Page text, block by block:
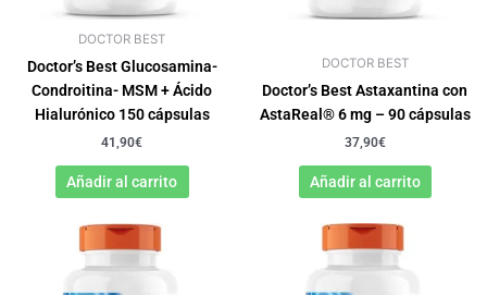
DOCTOR BEST
Doctor’s Best Glucosamina-
Condroitina- MSM + Ácido
Hialurónico 150 cápsulas
41,90€
Añadir al carrito
DOCTOR BEST
Doctor’s Best Astaxantina con
AstaReal® 6 mg – 90 cápsulas
37,90€
Añadir al carrito